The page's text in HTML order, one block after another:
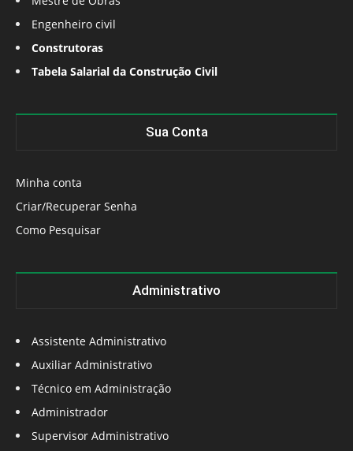
Engenheiro civil
Construtoras
Tabela Salarial da Construção Civil
Sua Conta
Minha conta
Criar/Recuperar Senha
Como Pesquisar
Administrativo
Assistente Administrativo
Auxiliar Administrativo
Técnico em Administração
Administrador
Supervisor Administrativo